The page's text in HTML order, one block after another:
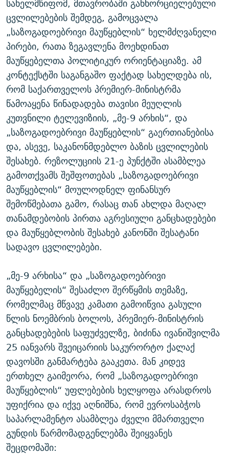
სახელმწიფომ, მთავრობაში განხორციელებული
ცვლილებების შემდეგ, გამოცვალა
„საზოგადოებრივი მაუწყებლის“ ხელმძღვანელი
პირები, რათა ზეგავლენა მოეხდინათ
მაუწყებელთა პოლიტიკურ ორიენტაციაზე. ამ
კონტექსტში საგანგაშო ფაქტად სახელდება ის,
რომ საქართველოს პრემიერ-მინისტრმა
წამოაყენა წინადადება თავისი მეუღლის
კუთვნილი ტელევიზიის, „მე-9 არხის“, და
„საზოგადოებრივი მაუწყებლის“ გაერთიანებისა
და, ასევე, საკანონმდებლო ბაზის ცვლილების
შესახებ. რეზოლუციის 21-ე პუნქტში ასამბლეა
გამოთქვამს შეშფოთებას „საზოგადოებრივი
მაუწყებლის“ მოულოდნელ ფინანსურ
შემოწმებათა გამო, რასაც თან ახლდა მაღალ
თანამდებობის პირთა აგრესიული განცხადებები
და მაუწყებლობის შესახებ კანონში შესატანი
სადავო ცვლილებები.
„მე-9 არხისა“ და „საზოგადოებრივი
მაუწყებელის“ შესაძლო შერწყმის თემაზე,
რომელმაც მწვავე კამათი გამოიწვია გასული
წლის ნოემბრის ბოლოს, პრემიერ-მინისტრის
განცხადებების საფუძველზე, ბიძინა ივანიშვილმა
25 იანვარს შვეიცარიის საკურორტო ქალაქ
დავოსში განმარტება გააკეთა. მან კიდევ
ერთხელ გაიმეორა, რომ „საზოგადოებრივი
მაუწყებლის“ უფლებების ხელყოფა არასდროს
უფიქრია და იქვე აღნიშნა, რომ ევროსაბჭოს
საპარლამენტო ასამბლეა ძველი მმართველი
გუნდის წარმომადგენლებმა შეიყვანეს
შეცდომაში: